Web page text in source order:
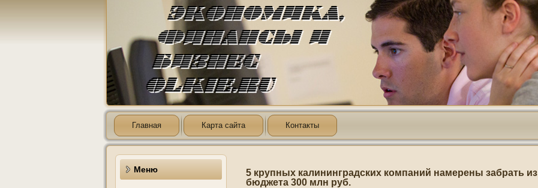
Главная Карта сайта Контакты
Меню
5 крупных калининградских компаний намерены забрать из
бюджета 300 млн руб.